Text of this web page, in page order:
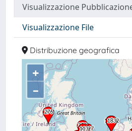
Visualizzazione
Visualizzazione File
Distribuzione geografica
+
–